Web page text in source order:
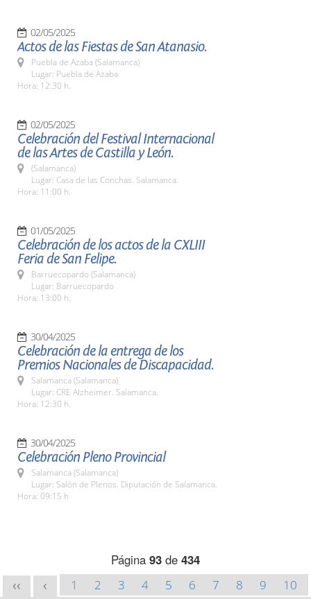
02/05/2025
Actos de las Fiestas de San Atanasio.
Puebla de Azaba (Salamanca)
Lugar: Puebla de Azaba
Hora: 12:30 h.
02/05/2025
Celebración del Festival Internacional
de las Artes de Castilla y León.
(Salamanca)
Lugar: Casa de las Conchas. Salamanca.
Hora: 11:00 h.
01/05/2025
Celebración de los actos de la CXLIII
Feria de San Felipe.
Barruecopardo (Salamanca)
Lugar: Barruecopardo
Hora: 13:00 h.
30/04/2025
Celebración de la entrega de los
Premios Nacionales de Discapacidad.
Salamanca (Salamanca)
Lugar: CRE Alzheimer. Salamanca.
Hora: 12:30 h.
30/04/2025
Celebración Pleno Provincial
Salamanca (Salamanca)
Lugar: Salón de Plenos. Diputación de Salamanca.
Hora: 09:15 h
Página 93 de 434
<< < 1 2 3 4 5 6 7 8 9
10